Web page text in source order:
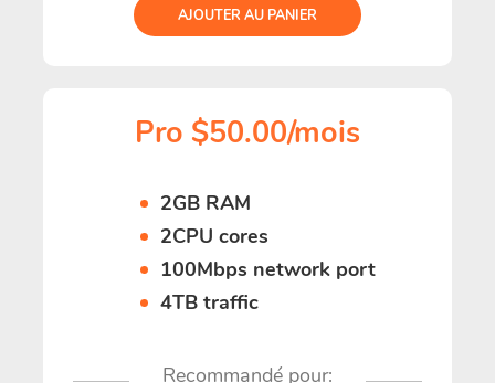
AJOUTER AU PANIER
Pro $50.00/mois
2GB RAM
2CPU cores
100Mbps network port
4TB traffic
Recommandé pour: